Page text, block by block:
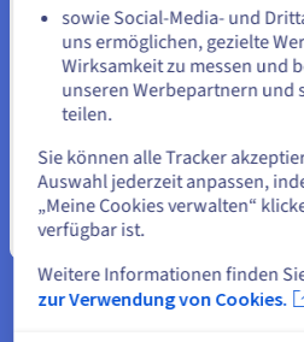
Mehr erfahren
Kontaktieren Sie unser
Kontaktieren Sie uns
Auf der aktuellen Website
Eine andere Website wählen
sowie Social-Media- und
uns ermöglichen, gezielte
Wirksamkeit zu messen und
unseren Werbepartnern und
teilen.
Sie können alle Tracker
Auswahl jederzeit anpassen,
„Meine Cookies verwalten“
verfügbar ist.
Weitere Informationen finden
zur Verwendung von Cookies.